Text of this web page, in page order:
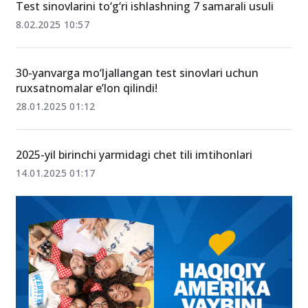
16.04.2025 16:11
Test sinovlarini to‘g‘ri ishlashning 7 samarali usuli
8.02.2025 10:57
ruxsatnomalar e’lon qilindi!
28.01.2025 01:12
14.01.2025 01:17